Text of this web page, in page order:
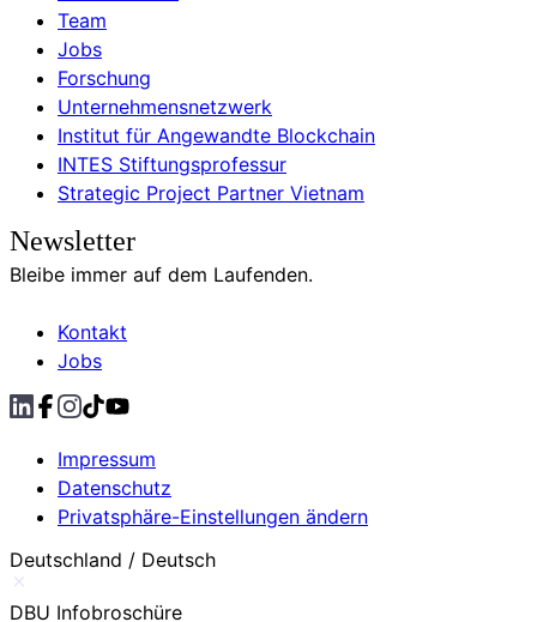
Team
Jobs
Forschung
Unternehmensnetzwerk
Institut für Angewandte Blockchain
INTES Stiftungsprofessur
Strategic Project Partner Vietnam
Newsletter
Bleibe immer auf dem Laufenden.
Kontakt
Jobs
Impressum
Datenschutz
Privatsphäre-Einstellungen ändern
Deutschland / Deutsch
DBU Infobroschüre